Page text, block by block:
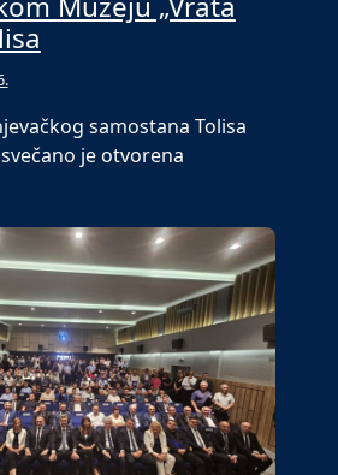
samostana Tolisa
svečano je otvorena